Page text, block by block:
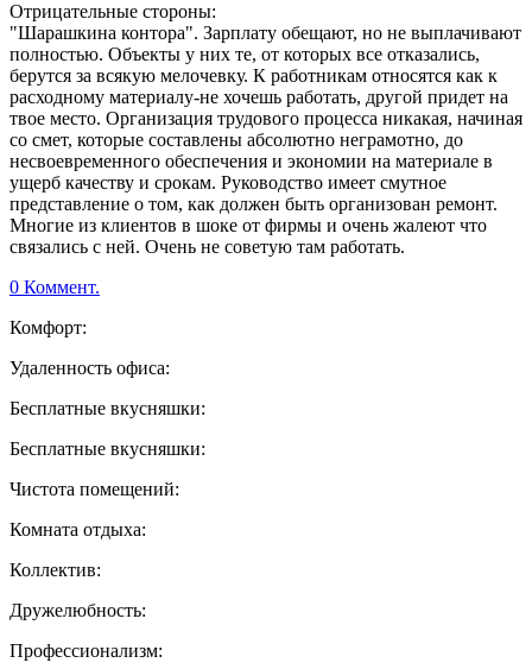
Отрицательные стороны:
"Шарашкина контора". Зарплату обещают, но не выплачивают
полностью. Объекты у них те, от которых все отказались,
берутся за всякую мелочевку. К работникам относятся как к
расходному материалу-не хочешь работать, другой придет на
твое место. Организация трудового процесса никакая, начиная
со смет, которые составлены абсолютно неграмотно, до
несвоевременного обеспечения и экономии на материале в
ущерб качеству и срокам. Руководство имеет смутное
представление о том, как должен быть организован ремонт.
Многие из клиентов в шоке от фирмы и очень жалеют что
связались с ней. Очень не советую там работать.
0 Коммент.
Комфорт:
Удаленность офиса:
Бесплатные вкусняшки:
Бесплатные вкусняшки:
Чистота помещений:
Комната отдыха:
Коллектив:
Дружелюбность:
Профессионализм: